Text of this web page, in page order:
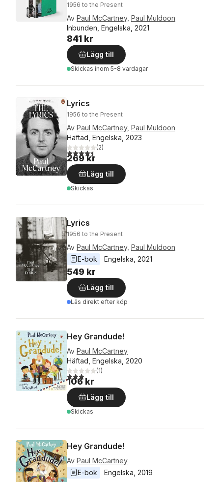
1956 to the Present
Av Paul McCartney, Paul Muldoon
Inbunden, Engelska, 2021
841 kr
Lägg till
Skickas inom 5-8 vardagar
Lyrics
1956 to the Present
Av Paul McCartney, Paul Muldoon
Häftad, Engelska, 2023
4,5utav 5 stjärnor. Totalt antal röster:
(2)
269 kr
Lägg till
Skickas
Lyrics
1956 to the Present
Av Paul McCartney, Paul Muldoon
E-bok
Engelska 2021
549 kr
Lägg till
Läs direkt efter köp
Hey Grandude!
Av Paul McCartney
Häftad, Engelska, 2020
3,0utav 5 stjärnor. Totalt antal röster:
(1)
106 kr
Lägg till
Skickas
Hey Grandude!
Av Paul McCartney
E-bok
Engelska 2019